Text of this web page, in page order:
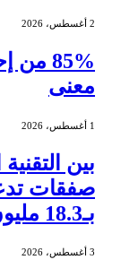
2 أغسطس، 2026
85%
معنى
1 أغسطس، 2026
صفقات
بـ18.3 مليون دولار
3 أغسطس، 2026